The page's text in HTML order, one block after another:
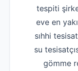
tespiti
eve en
sıhhi
su
gömme